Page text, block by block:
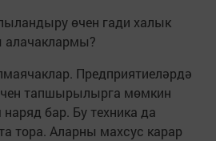
өчен гади халык
алачаклармы?
Предприятиеләрдә
тапшырылырга мөмкин
бар. Бу техника да
тора. Аларны махсус карар